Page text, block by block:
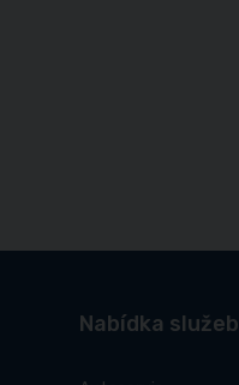
Nabídka služeb